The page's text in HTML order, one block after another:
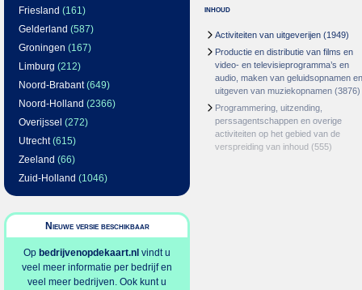
Friesland (161)
Gelderland (587)
Groningen (167)
Limburg (212)
Noord-Brabant(649)
Noord-Holland (2366)
Overijssel (272)
Utrecht(615)
Zeeland (66)
Zuid-Holland (1046)
Nieuwe versie beschikbaar
Op bedrijvenopdekaart.nl vindt u
veel meer informatie per bedrijf en
veel meer bedrijven. Ook kunt u
inhoud
Activiteiten van uitgeverijen (1949)
Productie en distributie van films en
video- en televisieprogramma’s en
audio, maken van geluidsopnamen en
uitgeven van muziekopnamen (3876)
Programmering, uitzending,
perssagentschappen en overige
activiteiten op het gebied van de
verspreiding van inhoud (555)